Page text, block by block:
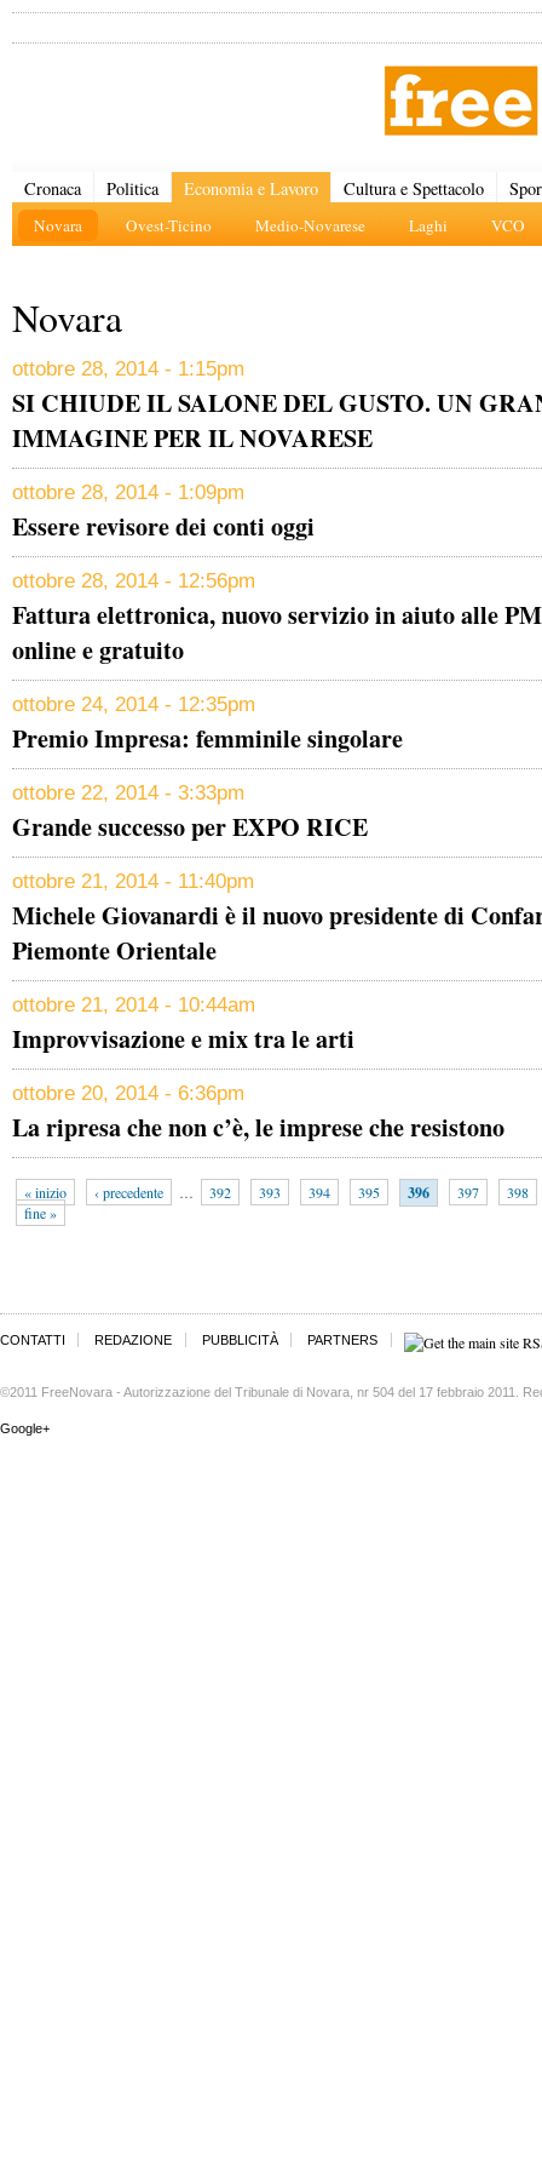
Cronaca Politica Economia e Lavoro
Novara Ovest-Ticino Medio-Novarese Laghi VCO
Cultura e Spettacolo
Novara
ottobre 28, 2014 - 1:15pm
SI CHIUDE IL SALONE DEL GUSTO. UN
IMMAGINE PER IL NOVARESE
ottobre 28, 2014 - 1:09pm
Essere revisore dei conti oggi
ottobre 28, 2014 - 12:56pm
Fattura elettronica, nuovo servizio in aiuto alle
online e gratuito
ottobre 24, 2014 - 12:35pm
Premio Impresa: femminile singolare
ottobre 22, 2014 - 3:33pm
Grande successo per EXPO RICE
ottobre 21, 2014 - 11:40pm
Michele Giovanardi è il nuovo presidente di
Piemonte Orientale
ottobre 21, 2014 - 10:44am
Improvvisazione e mix tra le arti
ottobre 20, 2014 - 6:36pm
La ripresa che non c’è, le imprese che resistono
« inizio ‹ precedente … 392 393 394 395 396 397
398
fine »
CONTATTI REDAZIONE PUBBLICITÀ PARTNERS
©2011 FreeNovara - Autorizzazione del Tribunale di Novara, nr 504 del 17 febbraio 2011.
Google+